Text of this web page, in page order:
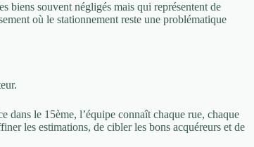
biens souvent négligés mais qui représentent de
où le stationnement reste une problématique
dans le 15ème, l’équipe connaît chaque rue, chaque
les estimations, de cibler les bons acquéreurs et de